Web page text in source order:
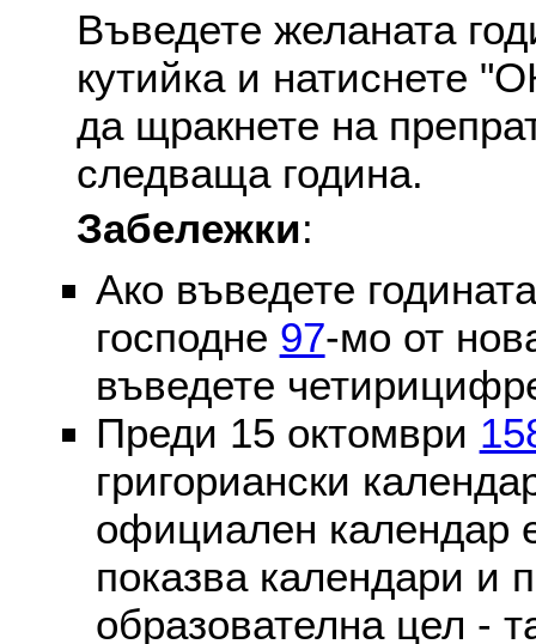
Въведете желаната
кутийка и натиснете
да щракнете на
следваща година.
Забележки:
Ако въведете
господне 97-мо от
въведете
Преди 15 октомври
григориански
официален календар
показва календари и
образователна цел -